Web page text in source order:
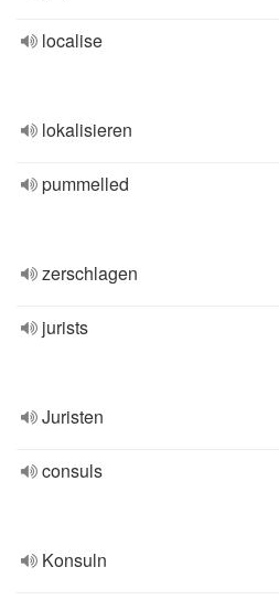
localise
lokalisieren
pummelled
zerschlagen
jurists
Juristen
consuls
Konsuln